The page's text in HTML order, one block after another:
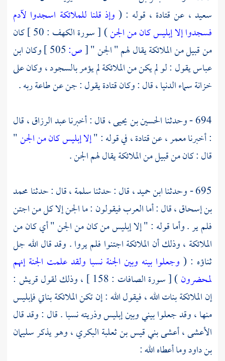
سعيد ، عن قتادة ، قوله : ( وإذ قلنا للملائكة اسجدوا لآدم
فسجدوا إلا إبليس كان من الجن
) [ سورة الكهف : 50 ] كان
من قبيل من الملائكة يقال لهم " الجن "[ص: وكانابن
عباسيقول : لو لم يكن من الملائكة لم يؤمر بالسجود ، وكان على
خزانة سماء الدنيا ، قال : وكان قتادة يقول : جن عن طاعة ربه .
694 - وحدثنا
الحسين بن يحيى ،قال : أخبرناعبد الرزاق ،قال
: أخبرنامعمر ،عنقتادة ،في قوله : "إلا إبليس كان من الجن"
قال : كان من قبيل من الملائكة يقال لهم الجن .
695 - وحدثنا
ابن حميد ،قال : حدثناسلمة ،قال : حدثنا محمد
بن إسحاق ، قال : أما العرب فيقولون : ما الجن إلا كل من اجتن
فلم ير . وأما قوله : " إلا إبليس من كان من الجن " أي كان من
الملائكة ، وذلك أن الملائكة اجتنوا فلم يروا . وقد قال الله جل
ثناؤه : ( وجعلوا بينه وبين الجنة نسبا ولقد علمت الجنة إنهم
لمحضرون) [ سورة الصافات : 158 ] ، وذلك لقول قريش :
إن الملائكة بنات الله ، فيقول الله : إن تكن الملائكة بناتي فإبليس
منها ، وقد جعلوا بيني وبين إبليس وذريته نسبا . قال : وقد قال
الأعشى ، أعشى بني قيس بن ثعلبة البكري ،وهو يذكرسليمان
بن داودوما أعطاه الله :